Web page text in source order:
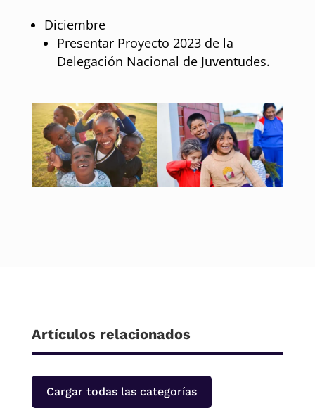
Diciembre
Presentar Proyecto 2023 de la
Delegación Nacional de Juventudes.
Artículos relacionados
Cargar todas las categorías